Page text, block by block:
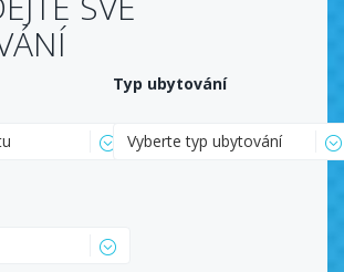
Typ ubytování
Vyberte typ ubytování